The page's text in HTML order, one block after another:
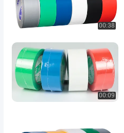
00:38
00:09